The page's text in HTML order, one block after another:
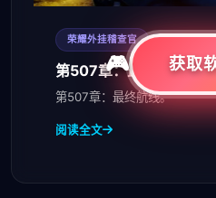
荣耀外挂稽查官 2026-08-
第507章：最终航线
第507章：最终航线。
阅读全文
获取